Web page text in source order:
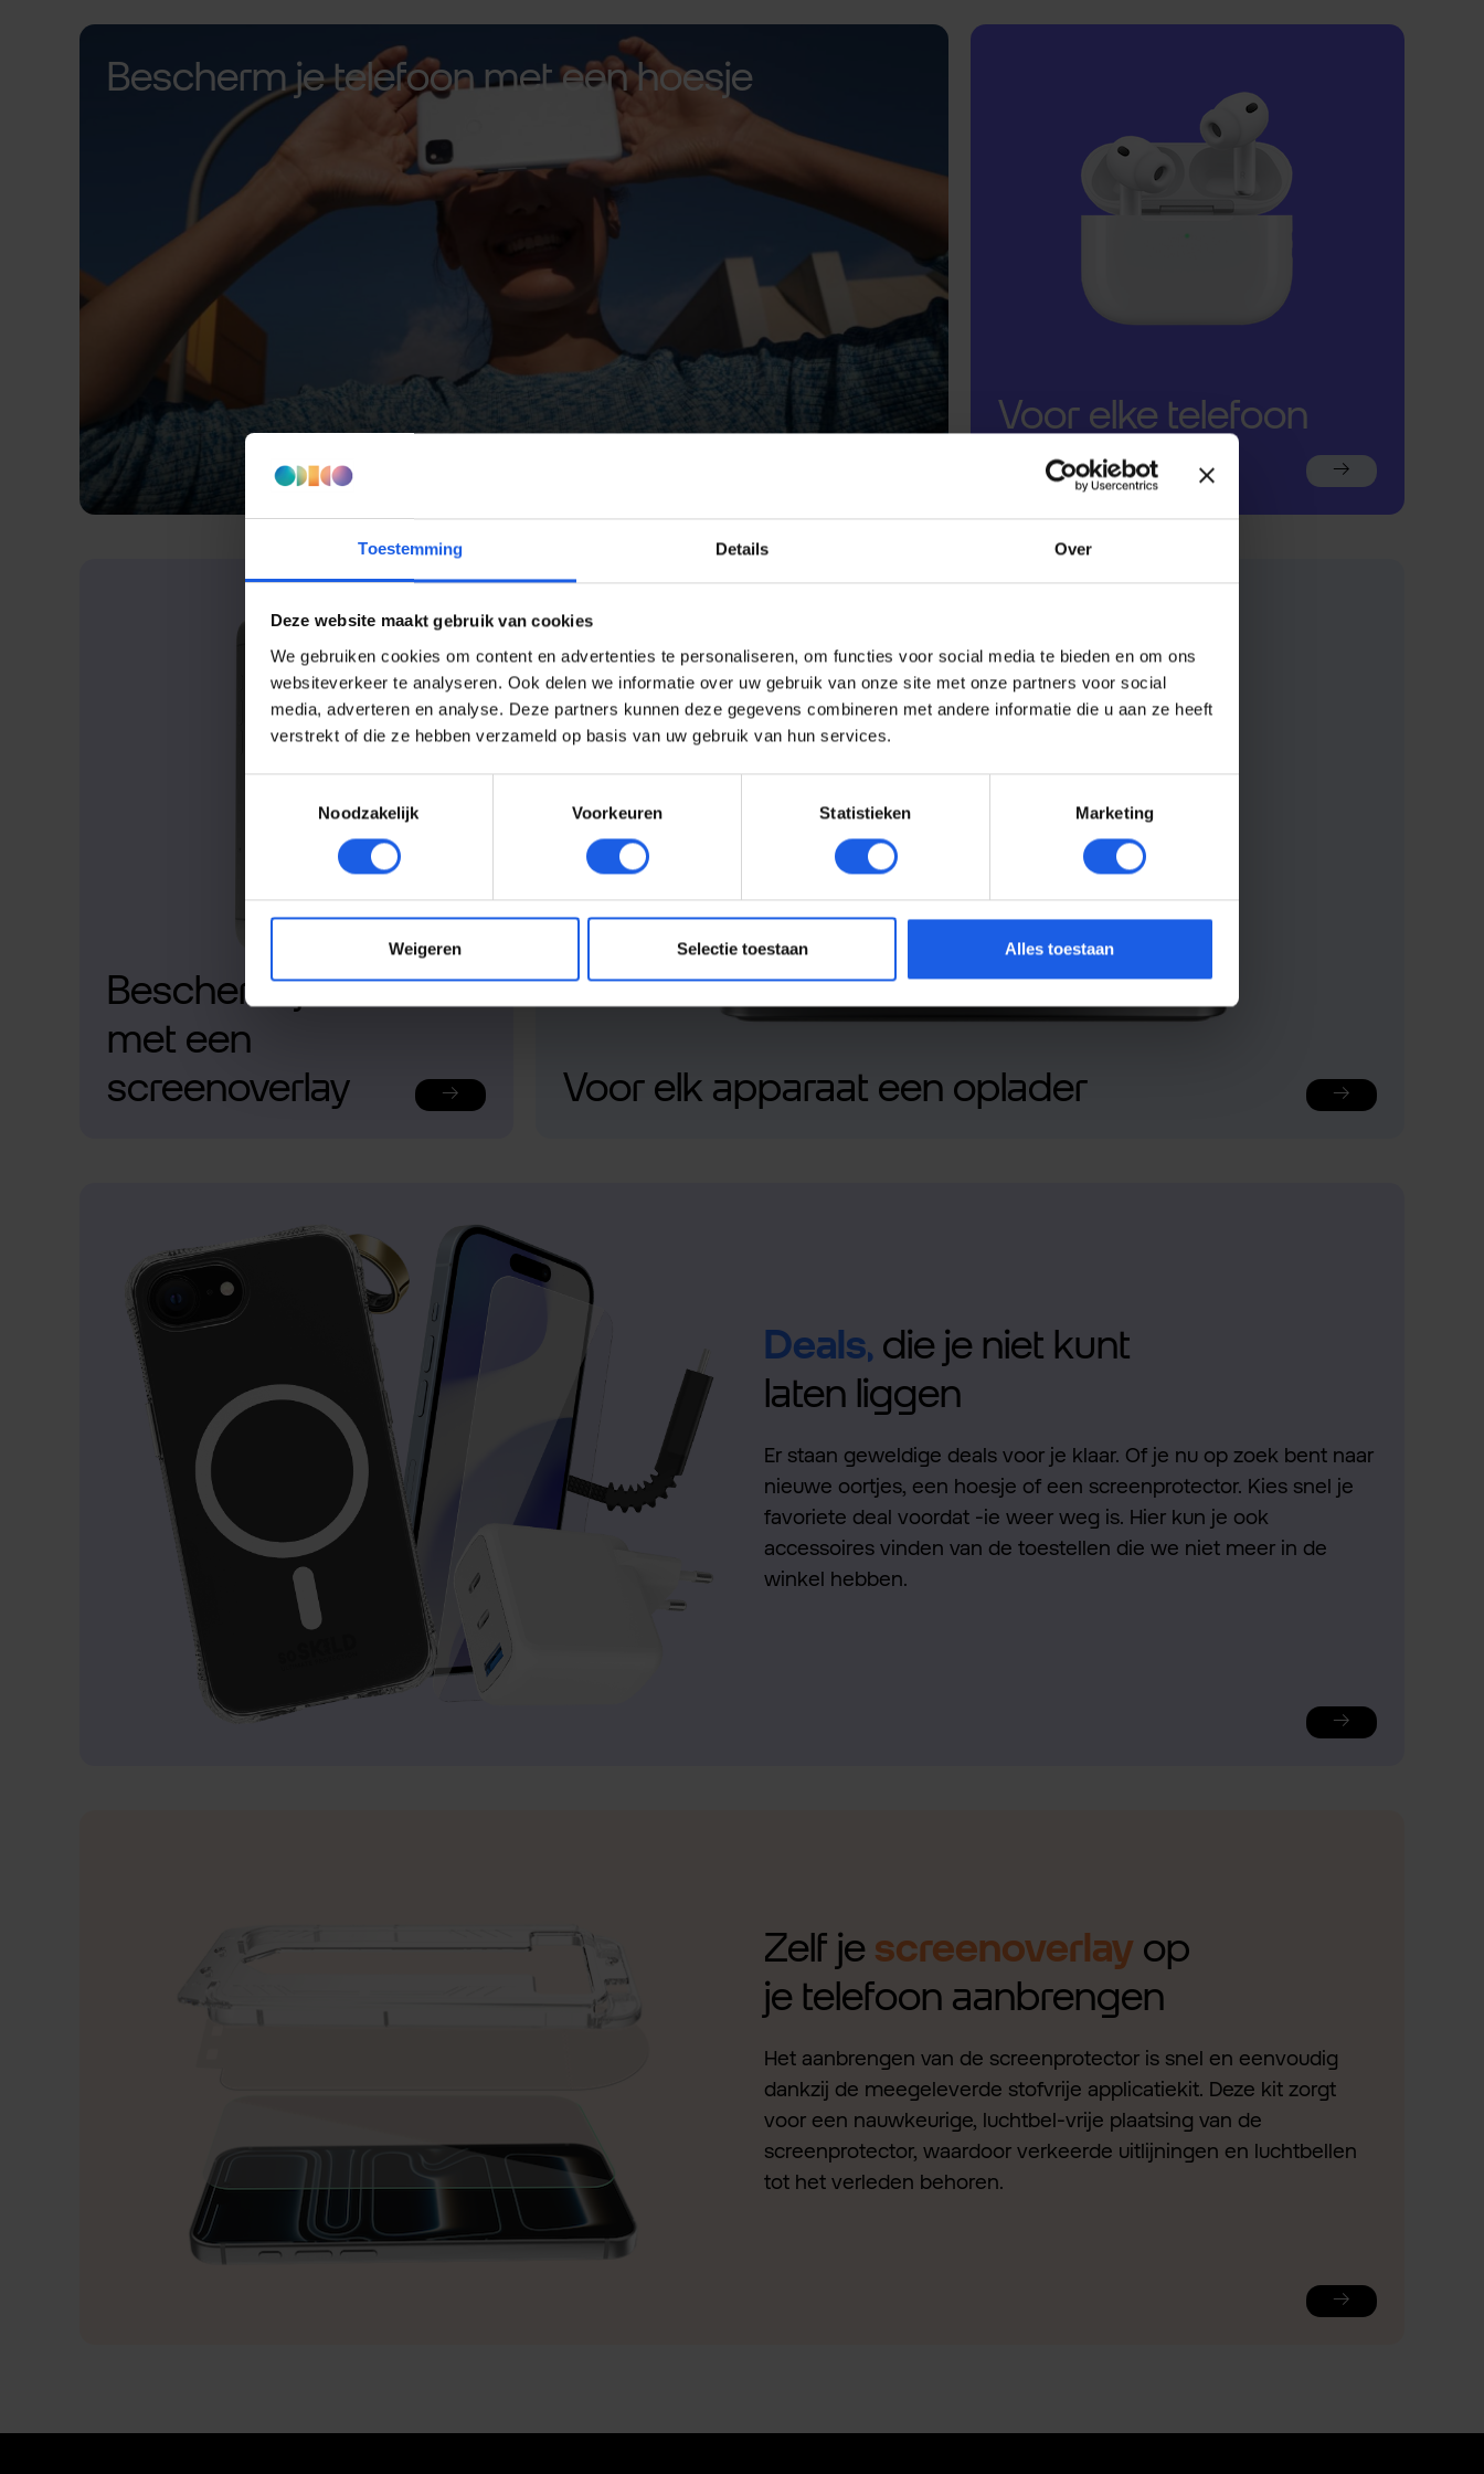
Toestemming Details Over
Deze website maakt gebruik van cookies
We gebruiken cookies om content en advertenties te personaliseren, om functies voor social media te bieden en om ons
websiteverkeer te analyseren. Ook delen we informatie over uw gebruik van onze site met onze partners voor social
media, adverteren en analyse. Deze partners kunnen deze gegevens combineren met andere informatie die u aan ze heeft
verstrekt of die ze hebben verzameld op basis van uw gebruik van hun services.
Noodzakelijk
Voorkeuren Statistieken Marketing
Weigeren Selectie toestaan Alles toestaan
Bescherm je telefoon met een hoesje
Voor elke telefoon
een oortje
Bescherm je telefoon
met een
screenoverlay
Voor elk apparaat een oplader
Deals, die je niet kunt
laten liggen
Er staan geweldige deals voor je klaar. Of je nu op zoek bent naar
nieuwe oortjes, een hoesje of een screenprotector. Kies snel je
favoriete deal voordat -ie weer weg is. Hier kun je ook
accessoires vinden van de toestellen die we niet meer in de
winkel hebben.
Zelf je screenoverlay op
je telefoon aanbrengen
Het aanbrengen van de screenprotector is snel en eenvoudig
dankzij de meegeleverde stofvrije applicatiekit. Deze kit zorgt
voor een nauwkeurige, luchtbel-vrije plaatsing van de
screenprotector, waardoor verkeerde uitlijningen en luchtbellen
tot het verleden behoren.